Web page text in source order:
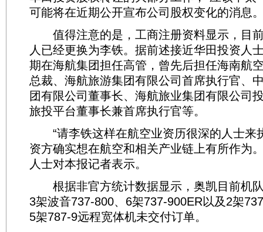
可能将在近期公开宣布公司股权变化的消息
值得注意的是，工商注册资料显示，目
人已经更换为李铁。据前述接近华田投资人
期在海航集团担任高管，曾先后担任海南航
总裁、海航旅游集团有限公司首席执行官、
团有限公司董事长、海航旅业集团有限公司
旅投平台董事长兼首席执行官等。
“请李铁这样在航空业资历很深的人士来
资方确实想在航空和相关产业链上有所作为
人士对本报记者表示。
根据非官方统计数据显示，奥凯目前机
3架波音737-800、6架737-900ER以及2架
5架787-9远程宽体机未交付订单。